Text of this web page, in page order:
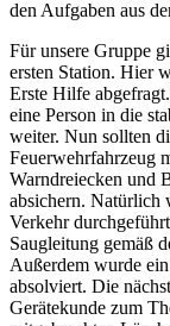
den Aufgaben aus
Für unsere Gruppe
ersten Station. Hier
Erste Hilfe
eine Person in die
weiter. Nun sollten
Feuerwehrfahrzeug
Warndreiecken und
absichern. Natürlich
Verkehr
Saugleitung gemäß
Außerdem wurde
absolviert. Die
Gerätekunde zum